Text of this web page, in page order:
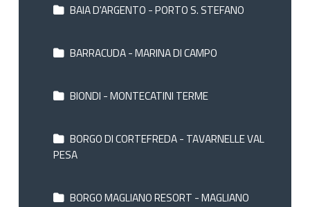
BAIA D'ARGENTO - PORTO S. STEFANO
BARRACUDA - MARINA DI CAMPO
BIONDI - MONTECATINI TERME
BORGO DI CORTEFREDA - TAVARNELLE VAL
PESA
BORGO MAGLIANO RESORT - MAGLIANO